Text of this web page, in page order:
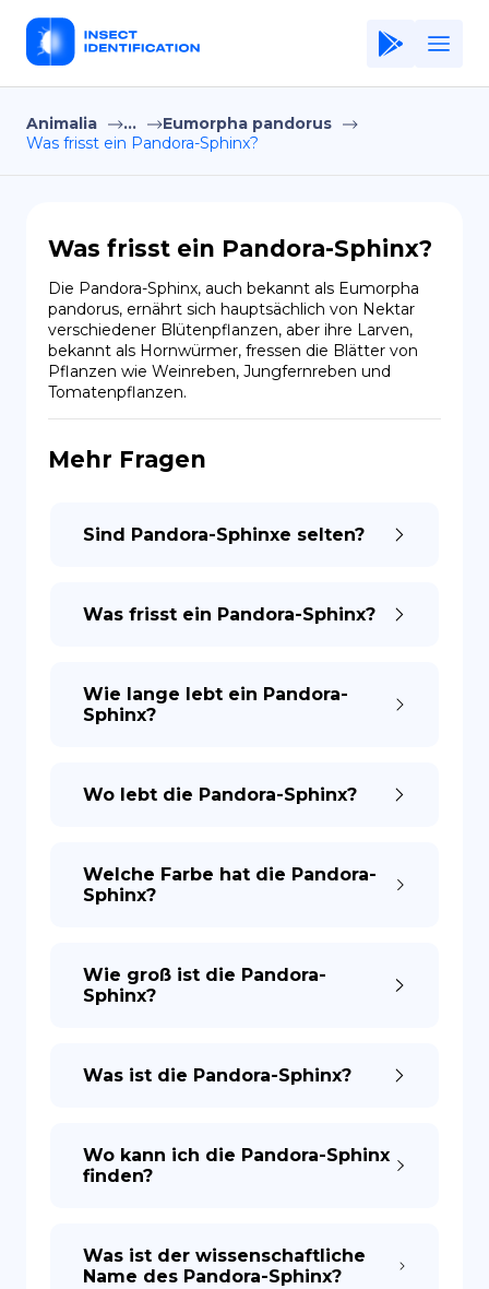
Home
Application
Terms of Use
Privacy Policy
DE
EN
ES
Copiright © Niro ID
Animalia ...
Eumorpha pandorus
Was frisst ein Pandora-Sphinx?
Was frisst ein Pandora-Sphinx?
Die Pandora-Sphinx, auch bekannt als Eumorpha
pandorus, ernährt sich hauptsächlich von Nektar
verschiedener Blütenpflanzen, aber ihre Larven,
bekannt als Hornwürmer, fressen die Blätter von
Pflanzen wie Weinreben, Jungfernreben und
Tomatenpflanzen.
Mehr Fragen
Sind Pandora-Sphinxe selten?
Was frisst ein Pandora-Sphinx?
Wie lange lebt ein Pandora-
Sphinx?
Wo lebt die Pandora-Sphinx?
Welche Farbe hat die Pandora-
Sphinx?
Wie groß ist die Pandora-
Sphinx?
Was ist die Pandora-Sphinx?
Wo kann ich die Pandora-Sphinx
finden?
Was ist der wissenschaftliche
Name des Pandora-Sphinx?